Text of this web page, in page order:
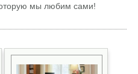
мы любим сами!